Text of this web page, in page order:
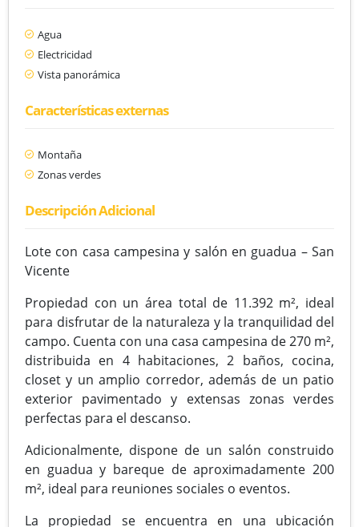
Agua
Electricidad
Vista panorámica
Características externas
Montaña
Zonas verdes
Descripción Adicional
Lote con casa campesina y salón en guadua – San
Vicente
Propiedad con un área total de 11.392 m², ideal
para disfrutar de la naturaleza y la tranquilidad del
campo. Cuenta con una casa campesina de 270 m²,
distribuida en 4 habitaciones, 2 baños, cocina,
closet y un amplio corredor, además de un patio
exterior pavimentado y extensas zonas verdes
perfectas para el descanso.
Adicionalmente, dispone de un salón construido
en guadua y bareque de aproximadamente 200
m², ideal para reuniones sociales o eventos.
La propiedad se encuentra en una ubicación